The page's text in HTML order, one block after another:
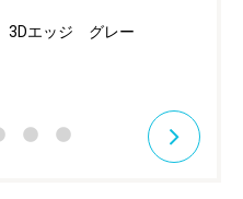
3Dエッジ グレー